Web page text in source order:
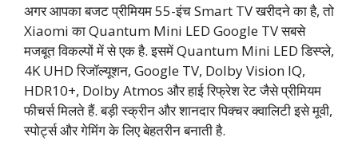
अगर आपका बजट प्रीमियम 55-इंच Smart TV खरीदने का है, तो
Xiaomi का Quantum Mini LED Google TV सबसे
मजबूत विकल्पों में से एक है. इसमें Quantum Mini LED डिस्प्ले,
4K UHD रिजॉल्यूशन, Google TV, Dolby Vision IQ,
HDR10+, Dolby Atmos और हाई रिफ्रेश रेट जैसे प्रीमियम
फीचर्स मिलते हैं. बड़ी स्क्रीन और शानदार पिक्चर क्वालिटी इसे मूवी,
स्पोर्ट्स और गेमिंग के लिए बेहतरीन बनाती है.